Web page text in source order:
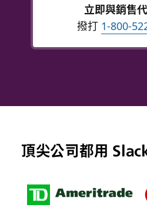
立即與銷售
撥打 1-800-
頂尖公司都用